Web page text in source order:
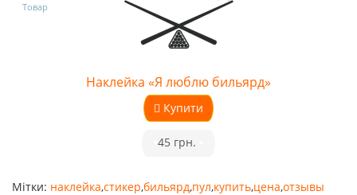
Товар
Наклейка «Я люблю бильярд»
Купити
45 грн.
Мітки: наклейка,стикер,бильярд,пул,купить,цена,отзывы